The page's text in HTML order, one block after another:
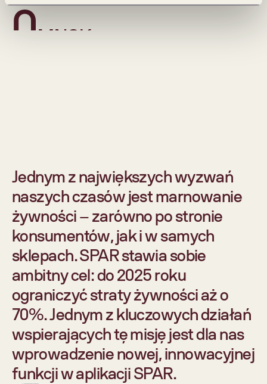
0MNOK
Jednym z największych wyzwań
naszych czasów jest marnowanie
żywności – zarówno po stronie
konsumentów, jak i w samych
sklepach. SPAR stawia sobie
ambitny cel: do 2025 roku
ograniczyć straty żywności aż o
70%. Jednym z kluczowych działań
wspierających tę misję jest dla nas
wprowadzenie nowej, innowacyjnej
funkcji w aplikacji SPAR.